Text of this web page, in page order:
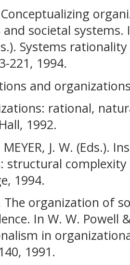
Conceptualizing
societal systems.
Systems
221, 1994.
and
rational,
1992.
MEYER, J. W.
structural
1994.
The organization
In W. W. Powell
in
1991.